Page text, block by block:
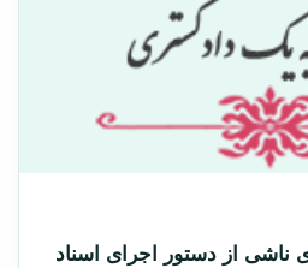
ناشی از دستور اجرای اسناد